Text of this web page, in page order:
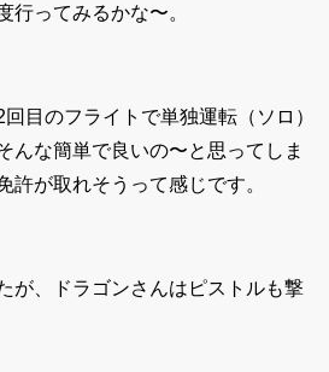
行ってみるかな〜。
目のフライトで単独運転（ソロ）
んな簡単で良いの〜と思ってしま
許が取れそうって感じです。
が、ドラゴンさんはピストルも撃